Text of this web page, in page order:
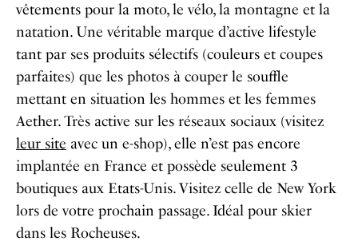
vêtements pour la moto, le vélo, la montagne et la
natation. Une véritable marque d’active lifestyle
tant par ses produits sélectifs (couleurs et coupes
parfaites) que les photos à couper le souffle
mettant en situation les hommes et les femmes
Aether. Très active sur les réseaux sociaux (visitez
leur site avec un e-shop), elle n’est pas encore
implantée en France et possède seulement 3
boutiques aux Etats-Unis. Visitez celle de New York
lors de votre prochain passage. Idéal pour skier
dans les Rocheuses.